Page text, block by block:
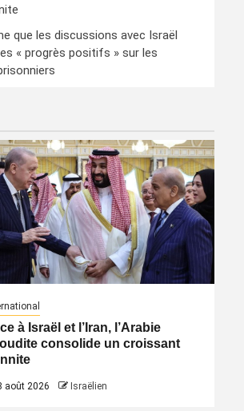
que les discussions avec Israël
« progrès positifs » sur les
à Israël et l’Iran, l’Arabie
consolide un croissant
août 2026 Israëlien